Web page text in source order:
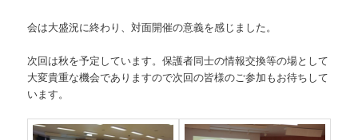
会は大盛況に終わり、対面開催の意義を感じました。
次回は秋を予定しています。保護者同士の情報交換等の場として
大変貴重な機会でありますので次回の皆様のご参加もお待ちして
います。